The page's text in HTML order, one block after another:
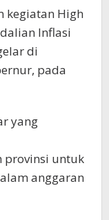
kegiatan High
Inflasi
di
pada
yang
provinsi untuk
anggaran